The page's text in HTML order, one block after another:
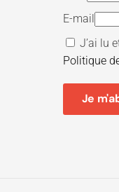
E-mail
J’ai lu
Politique
Je